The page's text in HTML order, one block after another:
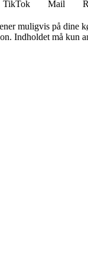
TikTok Mail
muligvis på dine
Indholdet må kun